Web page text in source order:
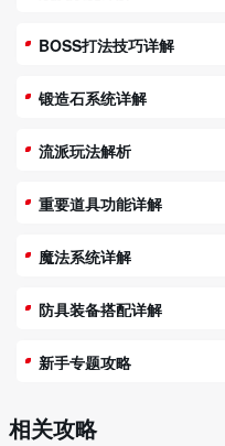
BOSS打法技巧详解
锻造石系统详解
流派玩法解析
重要道具功能详解
魔法系统详解
防具装备搭配详解
新手专题攻略
相关攻略